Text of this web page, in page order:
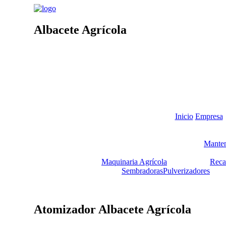
Albacete Agrícola
Inicio Empresa
Maquinaria Agrícola
SembradorasPulverizadores
Atomizador Albacete Agrícola